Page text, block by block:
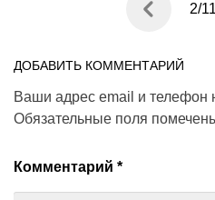
2/11
ДОБАВИТЬ КОММЕНТАРИЙ
Ваши адрес email и телефон
Обязательные поля
Комментарий *